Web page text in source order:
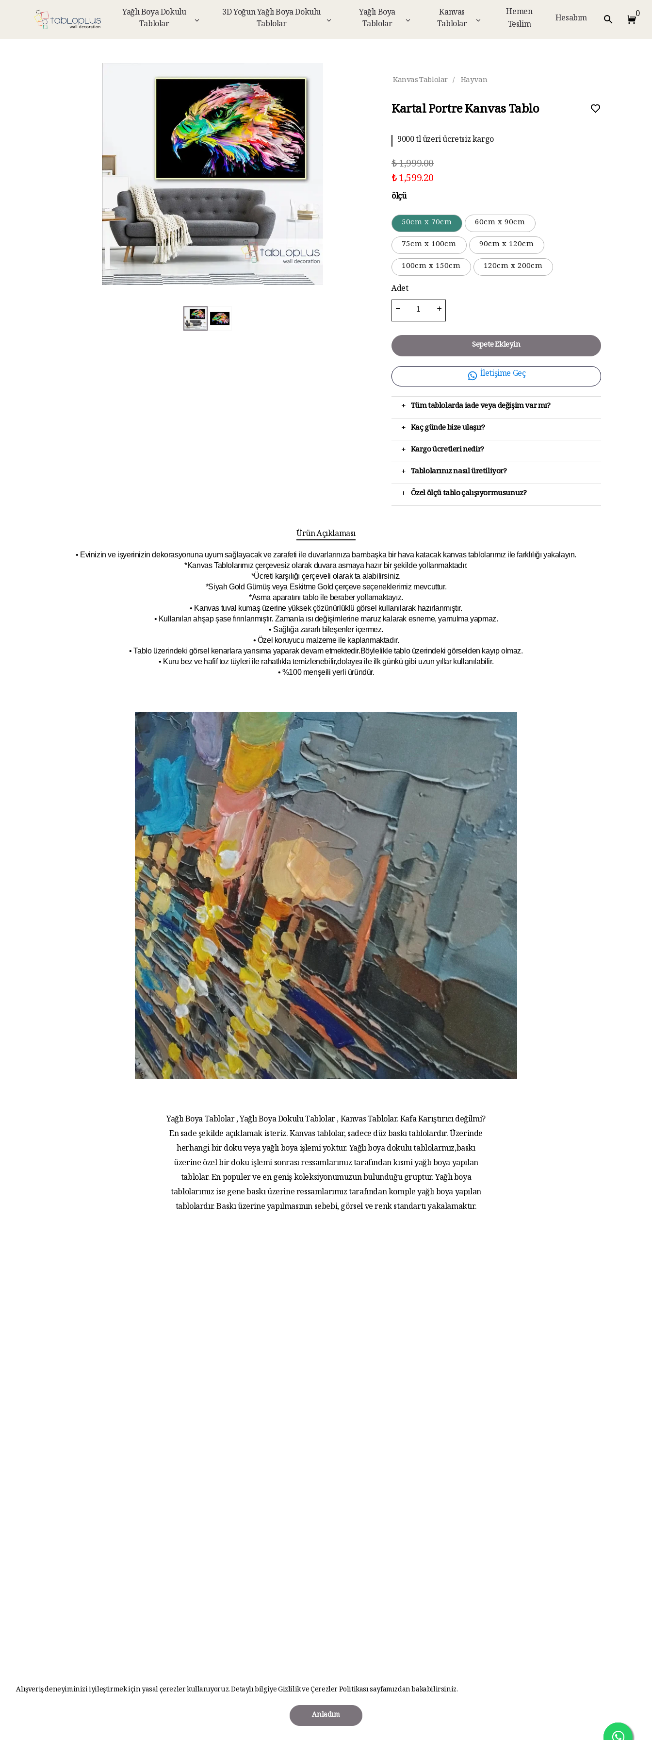
Yağlı Boya Dokulu
Tablolar
3D Yoğun Yağlı Boya Dokulu
Tablolar
Yağlı Boya
Tablolar
Kanvas
Tablolar
Hemen
Teslim
Hesabım 0
Alışveriş deneyiminizi iyileştirmek için yasal çerezler kullanıyoruz. Detaylı bilgiyeGizlilik ve Çerezler Politikasısayfamızdan bakabilirsiniz.
Anladım
Kanvas Tablolar / Hayvan
Kartal Portre Kanvas Tablo
9000 tl üzeri ücretsiz kargo
₺ 1,999.00
₺ 1,599.20
ölçü
50cm x 70cm
60cm x 90cm
75cm x 100cm
90cm x 120cm
100cm x 150cm
120cm x 200cm
Adet
Sepete Ekleyin
İletişime Geç
+ Tüm tablolarda iade veya değişim var mı?
+ Kaç günde bize ulaşır?
+ Kargo ücretleri nedir?
+ Tablolarınız nasıl üretiliyor?
+ Özel ölçü tablo çalışıyormusunuz?
Ürün Açıklaması
• Evinizin ve işyerinizin dekorasyonuna uyum sağlayacak ve zarafeti ile duvarlarınıza bambaşka bir hava katacak kanvas tablolarımız ile farklılığı yakalayın.
*Kanvas Tablolarımız çerçevesiz olarak duvara asmaya hazır bir şekilde yollanmaktadır.
*Ücreti karşılığı çerçeveli olarak ta alabilirsiniz.
*Siyah Gold Gümüş veya Eskitme Gold çerçeve seçeneklerimiz mevcuttur.
*Asma aparatını tablo ile beraber yollamaktayız.
• Kanvas tuval kumaş üzerine yüksek çözünürlüklü görsel kullanılarak hazırlanmıştır.
• Kullanılan ahşap şase fırınlanmıştır. Zamanla ısı değişimlerine maruz kalarak esneme, yamulma yapmaz.
• Sağlığa zararlı bileşenler içermez.
• Özel koruyucu malzeme ile kaplanmaktadır.
• Tablo üzerindeki görsel kenarlara yansıma yaparak devam etmektedir.Böylelikle tablo üzerindeki görselden kayıp olmaz.
• Kuru bez ve hafif toz tüyleri ile rahatlıkla temizlenebilir,dolayısı ile ilkgünkü gibi uzun yıllar kullanılabilir.
• %100 menşeili yerli üründür.
Yağlı Boya Tablolar , Yağlı Boya Dokulu Tablolar , Kanvas Tablolar. Kafa Karıştırıcı değilmi?
En sade şekilde açıklamak isteriz. Kanvas tablolar, sadece düz baskı tablolardır. Üzerinde
herhangi bir doku veya yağlı boya işlemi yoktur. Yağlı boya dokulu tablolarmız,baskı
üzerine özel bir doku işlemi sonrası ressamlarımız tarafından kısmi yağlı boya yapılan
tablolar. En populer ve en geniş koleksiyonumuzun bulunduğu gruptur. Yağlı boya
tablolarımız ise gene baskı üzerine ressamlarımız tarafından komple yağlı boya yapılan
tablolardır. Baskı üzerine yapılmasının sebebi, görsel ve renk standartı yakalamaktır.